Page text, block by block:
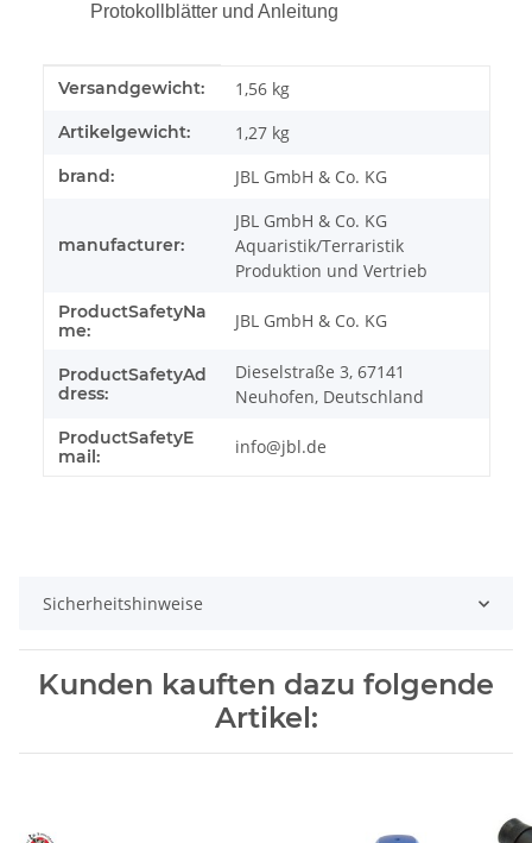
Protokollblätter und Anleitung
Produkteigenschaft
Wert
Versandgewicht: 1,56 kg
Artikelgewicht: 1,27 kg
brand: JBL GmbH & Co. KG
manufacturer:
JBL GmbH & Co. KG
Aquaristik/Terraristik
Produktion und Vertrieb
ProductSafetyNa
me:
JBL GmbH & Co. KG
ProductSafetyAd
dress:
Dieselstraße 3, 67141
Neuhofen, Deutschland
ProductSafetyE
mail:
info@jbl.de
Sicherheitshinweise
Kunden kauften dazu folgende
Artikel: